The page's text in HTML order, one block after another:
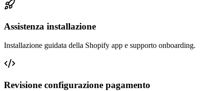
Assistenza installazione
Installazione guidata della Shopify app e supporto onboarding.
Revisione configurazione pagamento